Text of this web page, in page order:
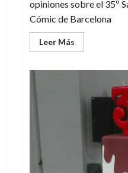
opiniones sobre el 35º
Cómic de Barcelona
Leer Más
más
cómic?